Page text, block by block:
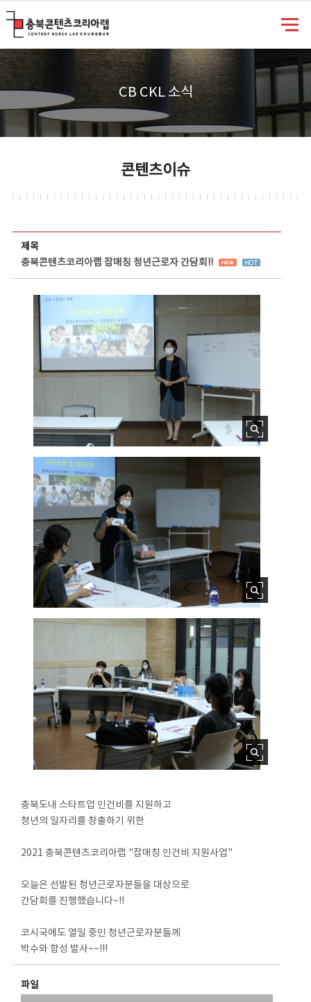
CB CKL 소식
콘텐츠이슈
제목
충북콘텐츠코리아랩 잡매칭 청년근로자 간담회!!
충북도내 스타트업 인건비를 지원하고
청년의 일자리를 창출하기 위한
2021 충북콘텐츠코리아랩 "잡매칭 인건비 지원사업"
오늘은 선발된 청년근로자분들을 대상으로
간담회를 진행했습니다~!!
코시국에도 열일 중인 청년근로자분들께
박수와 함성 발사~~!!!
파일